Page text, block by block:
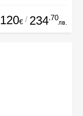
120€ / 234.70
лв.